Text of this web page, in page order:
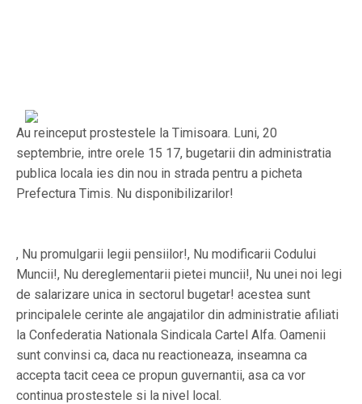
Au reinceput prostestele la Timisoara. Luni, 20
septembrie, intre orele 15 17, bugetarii din administratia
publica locala ies din nou in strada pentru a picheta
Prefectura Timis. Nu disponibilizarilor!
, Nu promulgarii legii pensiilor!, Nu modificarii Codului
Muncii!, Nu dereglementarii pietei muncii!, Nu unei noi legi
de salarizare unica in sectorul bugetar! acestea sunt
principalele cerinte ale angajatilor din administratie afiliati
la Confederatia Nationala Sindicala Cartel Alfa. Oamenii
sunt convinsi ca, daca nu reactioneaza, inseamna ca
accepta tacit ceea ce propun guvernantii, asa ca vor
continua prostestele si la nivel local.